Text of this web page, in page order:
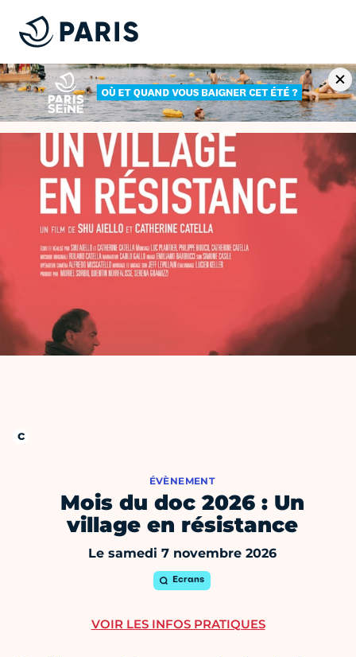
ÉVÈNEMENT
Mois du doc 2026 : Un
village en résistance
Le samedi 7 novembre 2026
Ecrans
VOIR LES INFOS PRATIQUES